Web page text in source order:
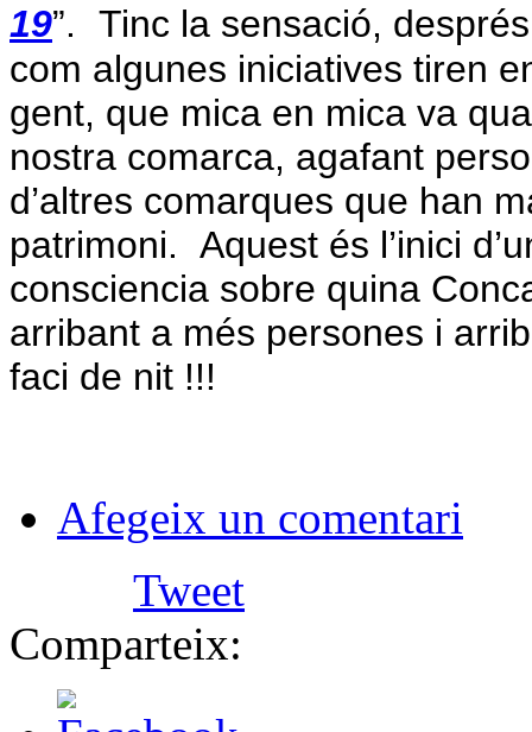
19”.
Tinc la sensació,
com algunes iniciatives tiren
gent, que mica en mica va
nostra comarca, agafant
d’altres comarques que han
patrimoni. Aquest és l’inici
consciencia sobre quina
arribant a més persones i
faci de nit !!!
Afegeix un comentari
Tweet
Comparteix: